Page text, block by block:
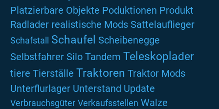
Platzierbare Objekte Poduktionen Produkt
Radlader realistische Mods Sattelauflieger
Schafstall Schaufel Scheibenegge
Selbstfahrer Silo Tandem Teleskoplader
tiere Tierställe Traktoren Traktor Mods
Unterflurlager Unterstand Update
Verbrauchsgüter Verkaufsstellen Walze